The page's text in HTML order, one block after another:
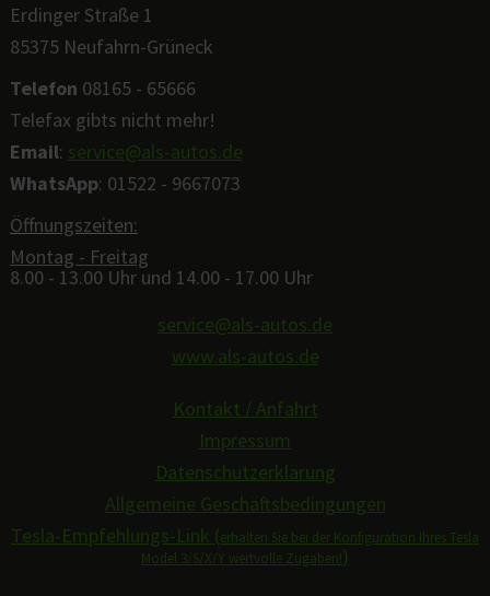
Erdinger Straße 1
85375 Neufahrn-Grüneck
Telefon 08165 - 65666
Telefax gibts nicht mehr!
Email: service@als-autos.de
WhatsApp: 01522 - 9667073
Öffnungszeiten:
Montag - Freitag
8.00 - 13.00 Uhr und 14.00 - 17.00 Uhr
service@als-autos.de
www.als-autos.de
Kontakt / Anfahrt
Impressum
Datenschutzerklärung
Allgemeine Geschäftsbedingungen
Tesla-Empfehlungs-Link (erhalten Sie bei der Konfiguration Ihres Tesla
Model 3/S/X/Y wertvolle Zugaben!)